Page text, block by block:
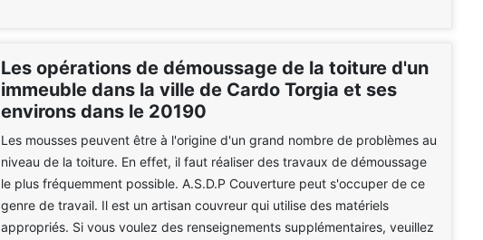
Les opérations de démoussage de la toiture d'un
immeuble dans la ville de Cardo Torgia et ses
environs dans le 20190
Les mousses peuvent être à l'origine d'un grand nombre de problèmes au
niveau de la toiture. En effet, il faut réaliser des travaux de démoussage
le plus fréquemment possible. A.S.D.P Couverture peut s'occuper de ce
genre de travail. Il est un artisan couvreur qui utilise des matériels
appropriés. Si vous voulez des renseignements supplémentaires, veuillez